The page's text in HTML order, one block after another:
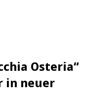
Osteria“
in neuer